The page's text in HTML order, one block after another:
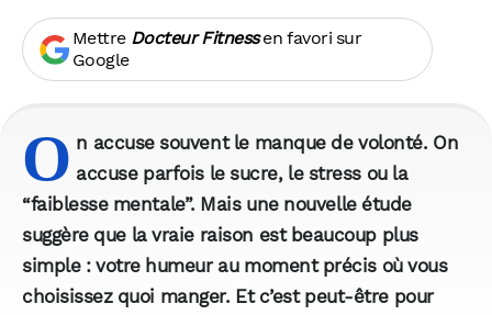
Mettre Docteur Fitnessen favori sur
Google
O n accuse souvent le manque de volonté. On
accuse parfois le sucre, le stress ou la
“faiblesse mentale”. Mais une nouvelle étude
suggère que la vraie raison est beaucoup plus
simple : votre humeur au moment précis où vous
choisissez quoi manger. Et c’est peut-être pour